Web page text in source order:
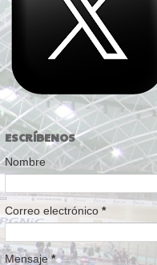
ESCRÍBENOS
Nombre
Correo electrónico *
Mensaje*